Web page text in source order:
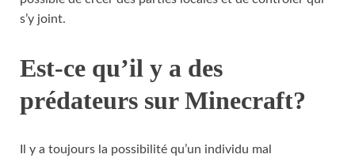
s’y joint.
Est-ce qu’il y a des
prédateurs sur Minecraft?
Il y a toujours la possibilité qu’un individu mal